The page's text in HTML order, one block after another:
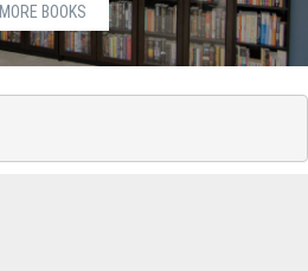
MORE BOOKS